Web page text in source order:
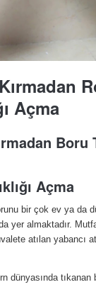
Açma
Boru
Açma
bir çok ev ya da
yer almaktadır.
atılan yabancı
dünyasında